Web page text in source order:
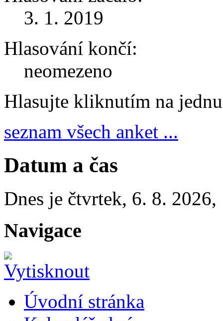
3. 1. 2019
Hlasování končí:
neomezeno
Hlasujte kliknutím na
seznam všech anket ...
Datum a čas
Dnes je čtvrtek, 6. 8. 2026,
Navigace
Úvodní stránka